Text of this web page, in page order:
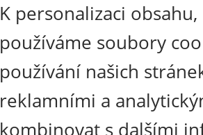
K personalizaci
používáme soubory
používání našich
reklamními a
kombinovat s dalšími